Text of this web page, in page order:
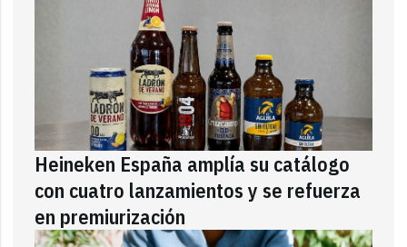
Heineken España amplía su catálogo
con cuatro lanzamientos y se refuerza
en premiurización